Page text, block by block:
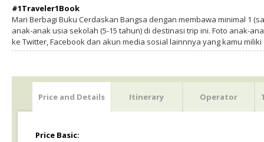
#1Traveler1Book
Mari Berbagi Buku Cerdaskan Bangsa dengan membawa minimal 1
anak-anak usia sekolah (5-15 tahun) di destinasi trip ini. Foto anak-
ke Twitter, Facebook dan akun media sosial lainnnya yang kamu
Price and Details Itinerary Operator
Price Basic: